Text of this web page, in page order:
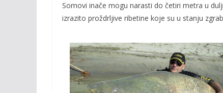
Somovi inače mogu narasti do četiri metra u
izrazito proždrljive ribetine koje su u stanju